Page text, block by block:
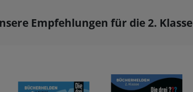
Empfehlungen für die 2. Klasse